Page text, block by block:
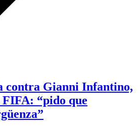
contra Gianni Infantino,
“pido que